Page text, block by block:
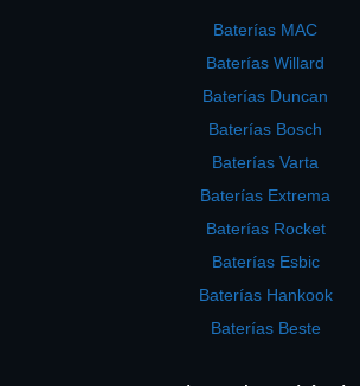
Baterías MAC
Baterías Willard
Baterías Duncan
Baterías Bosch
Baterías Varta
Baterías Extrema
Baterías Rocket
Baterías Esbic
Baterías Hankook
Baterías Beste